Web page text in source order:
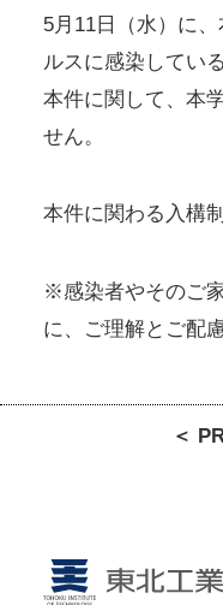
5月11日（水）に
ルスに感染してい
本件に関して、本
せん。
本件に関わる入構
※感染者やそのご
に、ご理解とご配
＜